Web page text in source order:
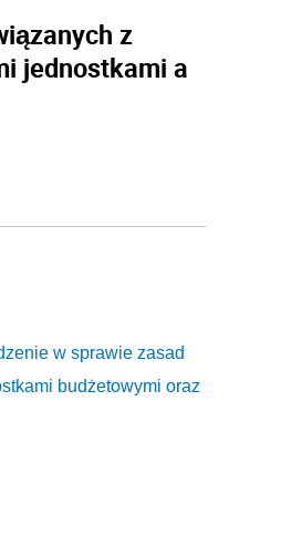
z
jednostkami a
w sprawie zasad
budżetowymi oraz